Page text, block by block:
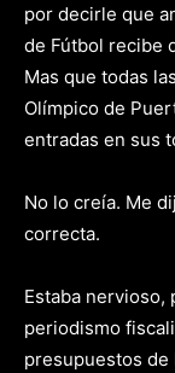
por decirle que
de Fútbol recibe
Mas que todas
Olímpico de
entradas en sus
No lo creía. Me
correcta.
Estaba nervioso,
periodismo
presupuestos de